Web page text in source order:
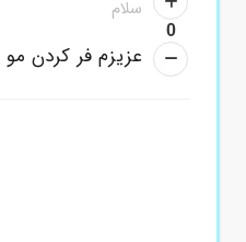
0
سلام
عزیزم فر کردن مو